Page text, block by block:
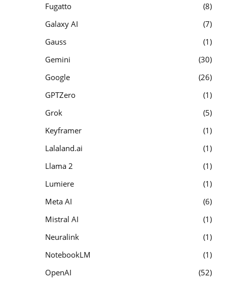
Fugatto
8
Galaxy AI
7
Gauss
1
Gemini
30
Google
26
GPTZero
1
Grok
5
Keyframer
1
Lalaland.ai
1
Llama 2
1
Lumiere
1
Meta AI
6
Mistral AI
1
Neuralink
1
NotebookLM
1
OpenAI
52